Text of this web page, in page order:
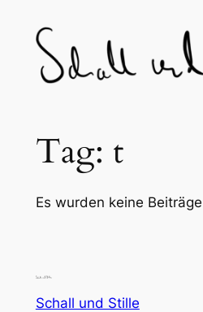
content
Tag: t
Es wurden keine
Schall und Stille